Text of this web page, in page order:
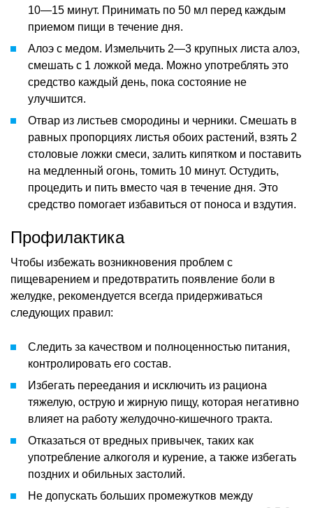
10—15 минут. Принимать по 50 мл перед каждым
приемом пищи в течение дня.
Алоэ с медом. Измельчить 2—3 крупных листа алоэ,
смешать с 1 ложкой меда. Можно употреблять это
средство каждый день, пока состояние не
улучшится.
Отвар из листьев смородины и черники. Смешать в
равных пропорциях листья обоих растений, взять 2
столовые ложки смеси, залить кипятком и поставить
на медленный огонь, томить 10 минут. Остудить,
процедить и пить вместо чая в течение дня. Это
средство помогает избавиться от поноса и вздутия.
Профилактика
Чтобы избежать возникновения проблем с
пищеварением и предотвратить появление боли в
желудке, рекомендуется всегда придерживаться
следующих правил:
Следить за качеством и полноценностью питания,
контролировать его состав.
Избегать переедания и исключить из рациона
тяжелую, острую и жирную пищу, которая негативно
влияет на работу желудочно-кишечного тракта.
Отказаться от вредных привычек, таких как
употребление алкоголя и курение, а также избегать
поздних и обильных застолий.
Не допускать больших промежутков между